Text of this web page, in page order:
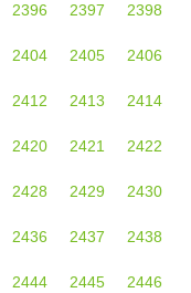
2396 2397 2398
2404 2405 2406
2412 2413 2414
2420 2421 2422
2428 2429 2430
2436 2437 2438
2444 2445 2446